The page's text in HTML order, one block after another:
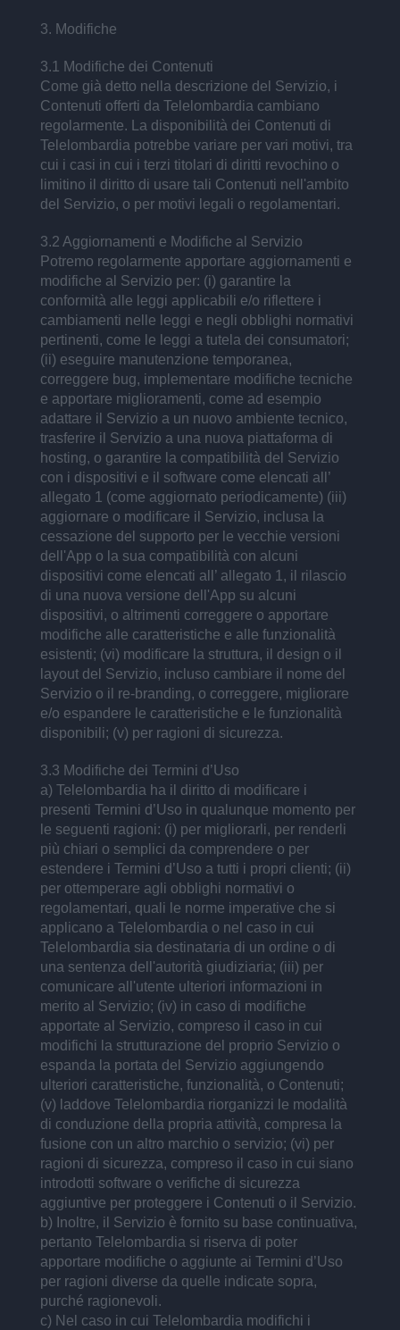
3. Modifiche
3.1 Modifiche dei Contenuti
Come già detto nella descrizione del Servizio, i
Contenuti offerti da Telelombardia cambiano
regolarmente. La disponibilità dei Contenuti di
Telelombardia potrebbe variare per vari motivi, tra
cui i casi in cui i terzi titolari di diritti revochino o
limitino il diritto di usare tali Contenuti nell'ambito
del Servizio, o per motivi legali o regolamentari.
3.2 Aggiornamenti e Modifiche al Servizio
Potremo regolarmente apportare aggiornamenti e
modifiche al Servizio per: (i) garantire la
conformità alle leggi applicabili e/o riflettere i
cambiamenti nelle leggi e negli obblighi normativi
pertinenti, come le leggi a tutela dei consumatori;
(ii) eseguire manutenzione temporanea,
correggere bug, implementare modifiche tecniche
e apportare miglioramenti, come ad esempio
adattare il Servizio a un nuovo ambiente tecnico,
trasferire il Servizio a una nuova piattaforma di
hosting, o garantire la compatibilità del Servizio
con i dispositivi e il software come elencati all’
allegato 1 (come aggiornato periodicamente) (iii)
aggiornare o modificare il Servizio, inclusa la
cessazione del supporto per le vecchie versioni
dell'App o la sua compatibilità con alcuni
dispositivi come elencati all’ allegato 1, il rilascio
di una nuova versione dell'App su alcuni
dispositivi, o altrimenti correggere o apportare
modifiche alle caratteristiche e alle funzionalità
esistenti; (vi) modificare la struttura, il design o il
layout del Servizio, incluso cambiare il nome del
Servizio o il re-branding, o correggere, migliorare
e/o espandere le caratteristiche e le funzionalità
disponibili; (v) per ragioni di sicurezza.
3.3 Modifiche dei Termini d’Uso
a) Telelombardia ha il diritto di modificare i
presenti Termini d’Uso in qualunque momento per
le seguenti ragioni: (i) per migliorarli, per renderli
più chiari o semplici da comprendere o per
estendere i Termini d’Uso a tutti i propri clienti; (ii)
per ottemperare agli obblighi normativi o
regolamentari, quali le norme imperative che si
applicano a Telelombardia o nel caso in cui
Telelombardia sia destinataria di un ordine o di
una sentenza dell'autorità giudiziaria; (iii) per
comunicare all'utente ulteriori informazioni in
merito al Servizio; (iv) in caso di modifiche
apportate al Servizio, compreso il caso in cui
modifichi la strutturazione del proprio Servizio o
espanda la portata del Servizio aggiungendo
ulteriori caratteristiche, funzionalità, o Contenuti;
(v) laddove Telelombardia riorganizzi le modalità
di conduzione della propria attività, compresa la
fusione con un altro marchio o servizio; (vi) per
ragioni di sicurezza, compreso il caso in cui siano
introdotti software o verifiche di sicurezza
aggiuntive per proteggere i Contenuti o il Servizio.
b) Inoltre, il Servizio è fornito su base continuativa,
pertanto Telelombardia si riserva di poter
apportare modifiche o aggiunte ai Termini d’Uso
per ragioni diverse da quelle indicate sopra,
purché ragionevoli.
c) Nel caso in cui Telelombardia modifichi i